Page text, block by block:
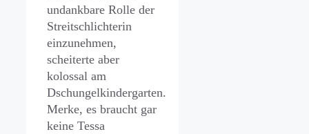
undankbare Rolle der
Streitschlichterin
einzunehmen,
scheiterte aber
kolossal am
Dschungelkindergarten.
Merke, es braucht gar
keine Tessa